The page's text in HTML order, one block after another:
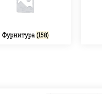
Фурнитура (158)